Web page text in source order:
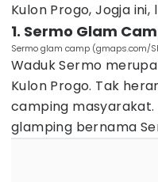
Kulon Progo, Jogja ini,
1. Sermo Glam
Sermo glam camp (gmaps.com/
Waduk Sermo
Kulon Progo. Tak
camping
glamping bernama